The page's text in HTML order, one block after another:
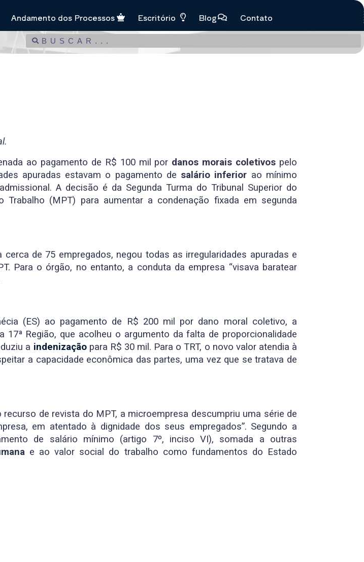
Andamento dos Processos Escritório Blog Contato
ao pagamento de R$ 100 mil por danos morais coletivos pelo
apuradas estavam o pagamento de salário inferior ao mínimo
A decisão é da Segunda Turma do Tribunal Superior do
(MPT) para aumentar a condenação fixada em segunda
de 75 empregados, negou todas as irregularidades apuradas e
Para o órgão, no entanto, a conduta da empresa “visava baratear
(ES) ao pagamento de R$ 200 mil por dano moral coletivo, a
17ª Região, que acolheu o argumento da falta de proporcionalidade
a indenização para R$ 30 mil. Para o TRT, o novo valor atendia à
a capacidade econômica das partes, uma vez que se tratava de
de revista do MPT, a microempresa descumpriu uma série de
em atentado à dignidade dos seus empregados”. Segundo a
de salário mínimo (artigo 7º, inciso VI), somada a outras
e ao valor social do trabalho como fundamentos do Estado